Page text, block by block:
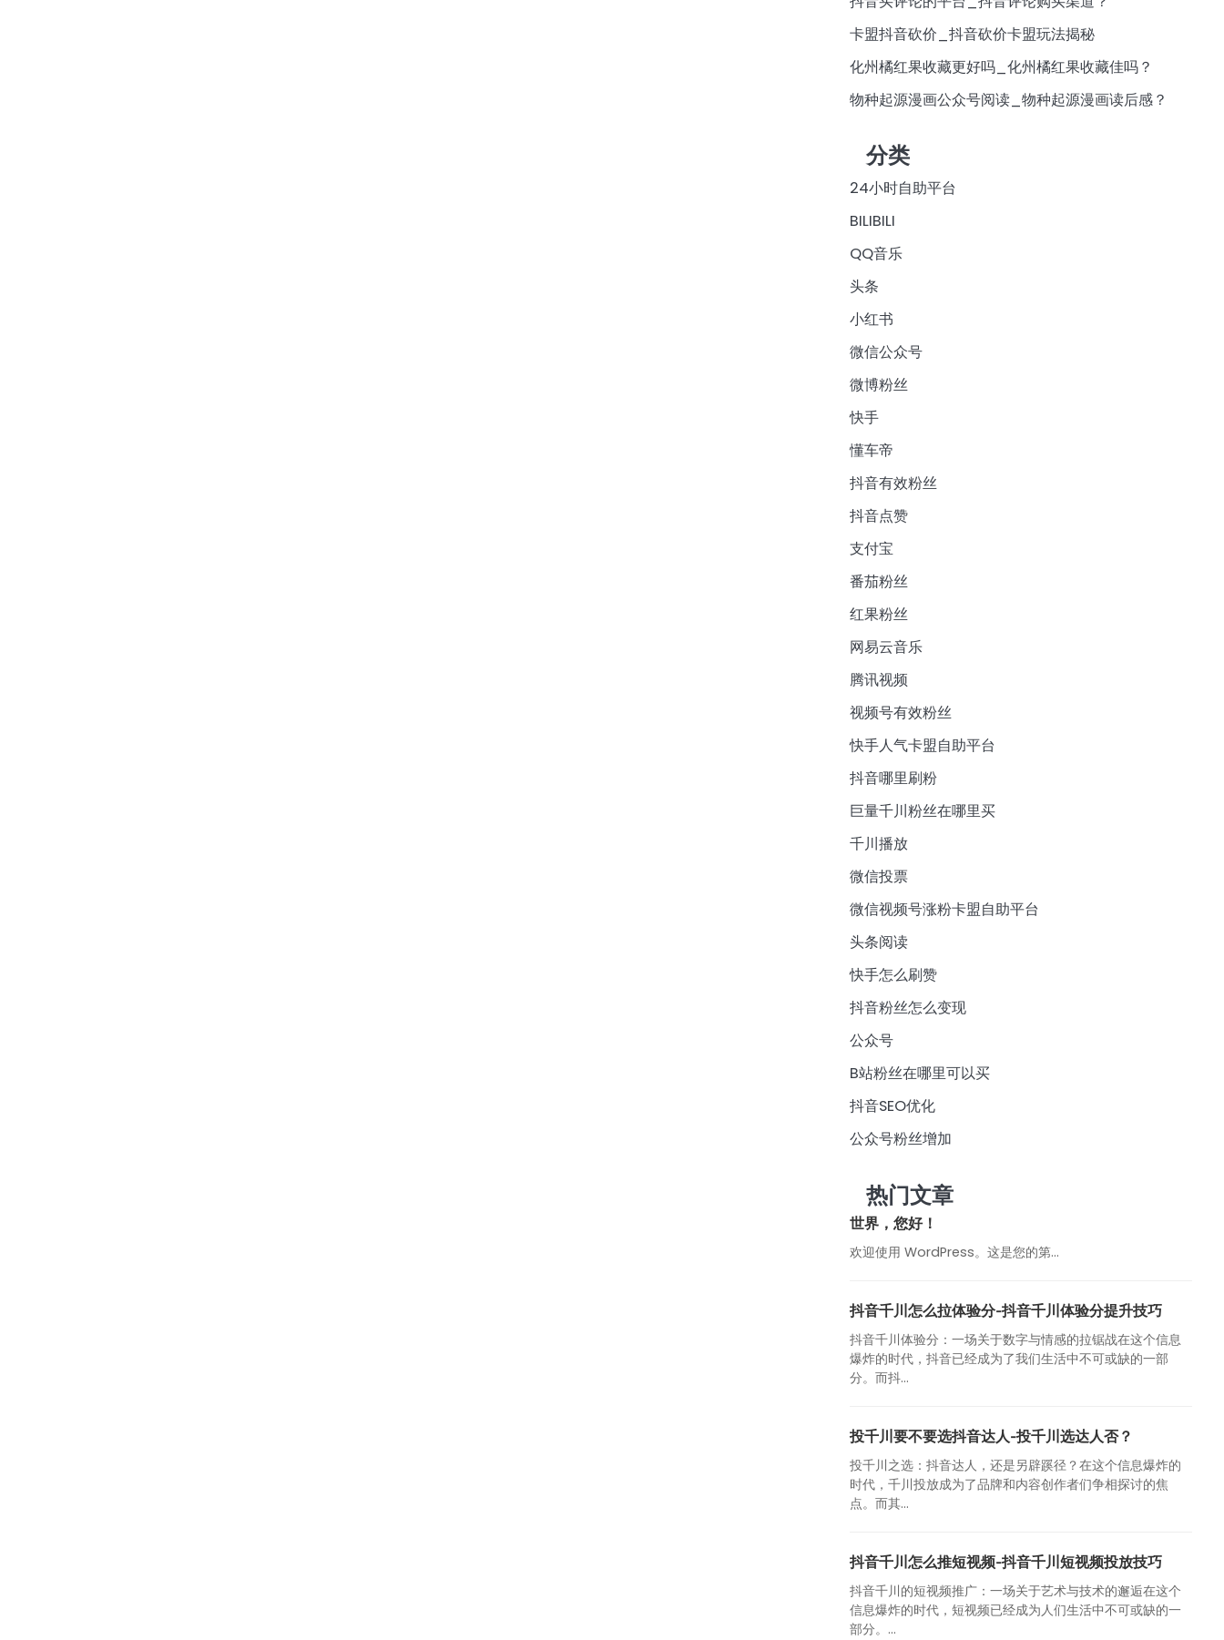
卡盟抖音砍价_抖音砍价卡盟玩法揭秘
化州橘红果收藏更好吗_化州橘红果收藏佳吗？
物种起源漫画公众号阅读_物种起源漫画读后感？
分类
24小时自助平台
BILIBILI
QQ音乐
头条
小红书
微信公众号
微博粉丝
快手
懂车帝
抖音有效粉丝
抖音点赞
支付宝
番茄粉丝
红果粉丝
网易云音乐
腾讯视频
视频号有效粉丝
快手人气卡盟自助平台
抖音哪里刷粉
巨量千川粉丝在哪里买
千川播放
微信投票
微信视频号涨粉卡盟自助平台
头条阅读
快手怎么刷赞
抖音粉丝怎么变现
公众号
B站粉丝在哪里可以买
抖音SEO优化
公众号粉丝增加
热门文章
世界，您好！
欢迎使用 WordPress。这是您的第…
抖音千川怎么拉体验分-抖音千川体验分提升技巧
抖音千川体验分：一场关于数字与情感的拉锯战在这个信息
爆炸的时代，抖音已经成为了我们生活中不可或缺的一部
分。而抖...
投千川要不要选抖音达人-投千川选达人否？
投千川之选：抖音达人，还是另辟蹊径？在这个信息爆炸的
时代，千川投放成为了品牌和内容创作者们争相探讨的焦
点。而其...
抖音千川怎么推短视频-抖音千川短视频投放技巧
抖音千川的短视频推广：一场关于艺术与技术的邂逅在这个
信息爆炸的时代，短视频已经成为人们生活中不可或缺的一
部分。...